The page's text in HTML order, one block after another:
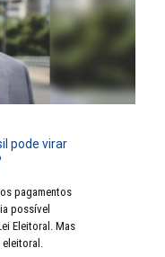
pode virar
pagamentos
possível
Eleitoral. Mas
eleitoral.